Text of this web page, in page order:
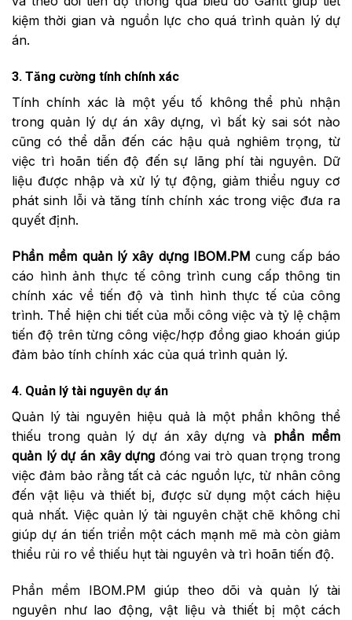
kiệm thời gian và nguồn lực cho quá trình quản lý dự
án.
3. Tăng cường tính chính xác
Tính chính xác là một yếu tố không thể phủ nhận
trong quản lý dự án xây dựng, vì bất kỳ sai sót nào
cũng có thể dẫn đến các hậu quả nghiêm trọng, từ
việc trì hoãn tiến độ đến sự lãng phí tài nguyên. Dữ
liệu được nhập và xử lý tự động, giảm thiểu nguy cơ
phát sinh lỗi và tăng tính chính xác trong việc đưa ra
quyết định.
Phần mềm quản lý xây dựngIBOM.PM cung cấp báo
cáo hình ảnh thực tế công trình cung cấp thông tin
chính xác về tiến độ và tình hình thực tế của công
trình. Thể hiện chi tiết của mỗi công việc và tỷ lệ chậm
tiến độ trên từng công việc/hợp đồng giao khoán giúp
đảm bảo tính chính xác của quá trình quản lý.
4. Quản lý tài nguyên dự án
Quản lý tài nguyên hiệu quả là một phần không thể
thiếu trong quản lý dự án xây dựng và phần mềm
quản lý dự án xây dựng đóng vai trò quan trọng trong
việc đảm bảo rằng tất cả các nguồn lực, từ nhân công
đến vật liệu và thiết bị, được sử dụng một cách hiệu
quả nhất. Việc quản lý tài nguyên chặt chẽ không chỉ
giúp dự án tiến triển một cách mạnh mẽ mà còn giảm
thiểu rủi ro về thiếu hụt tài nguyên và trì hoãn tiến độ.
Phần mềm IBOM.PM giúp theo dõi và quản lý tài
nguyên như lao động, vật liệu và thiết bị một cách